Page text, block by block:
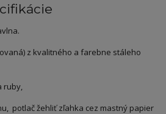
z kvalitného a farebne stáleho
ruby,
potlač žehliť zľahka cez mastný papier